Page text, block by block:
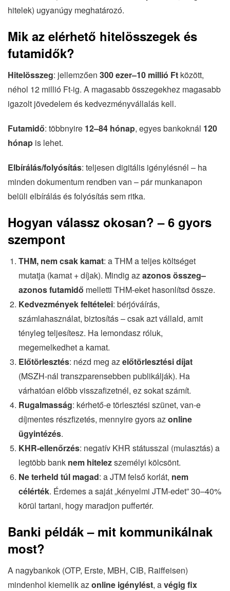
hitelek) ugyanúgy meghatározó.
Mik az elérhető hitelösszegek és
futamidők?
Hitelösszeg: jellemzően 300 ezer–10 millió Ft között,
néhol 12 millió Ft-ig. A magasabb összegekhez magasabb
igazolt jövedelem és kedvezményvállalás kell.
Futamidő: többnyire 12–84 hónap, egyes bankoknál 120
hónap is lehet.
Elbírálás/folyósítás: teljesen digitális igénylésnél – ha
minden dokumentum rendben van – pár munkanapon
belüli elbírálás és folyósítás sem ritka.
Hogyan válassz okosan? – 6 gyors
szempont
THM, nem csak kamat: a THM a teljes költséget
mutatja (kamat + díjak). Mindig azazonos összeg–
azonos futamidő melletti THM-eket hasonlítsd össze.
Kedvezmények feltételei: bérjóváírás,
számlahasználat, biztosítás – csak azt vállald, amit
tényleg teljesítesz. Ha lemondasz róluk,
megemelkedhet a kamat.
Előtörlesztés: nézd meg azelőtörlesztési díjat
(MSZH-nál transzparensebben publikálják). Ha
várhatóan előbb visszafizetnél, ez sokat számít.
Rugalmasság: kérhető-e törlesztési szünet, van-e
díjmentes részfizetés, mennyire gyors azonline
ügyintézés.
KHR-ellenőrzés: negatív KHR státusszal (mulasztás) a
legtöbb bank nem hitelezszemélyi kölcsönt.
Ne terheld túl magad: a JTM felső korlát, nem
célérték. Érdemes a saját „kényelmi JTM-edet” 30–40%
körül tartani, hogy maradjon puffertér.
Banki példák – mit kommunikálnak
most?
A nagybankok (OTP, Erste, MBH, CIB, Raiffeisen)
mindenhol kiemelik azonline igénylést, avégig fix